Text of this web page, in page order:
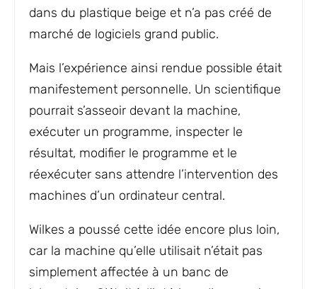
dans du plastique beige et n’a pas créé de
marché de logiciels grand public.
Mais l’expérience ainsi rendue possible était
manifestement personnelle. Un scientifique
pourrait s’asseoir devant la machine,
exécuter un programme, inspecter le
résultat, modifier le programme et le
réexécuter sans attendre l’intervention des
machines d’un ordinateur central.
Wilkes a poussé cette idée encore plus loin,
car la machine qu’elle utilisait n’était pas
simplement affectée à un banc de